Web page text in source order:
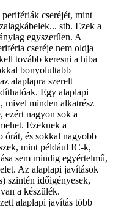
cseréjét, mint
stb. Ezek a
egyszerűen. A
cseréje nem oldja
tovább keresni a hiba
bonyolultabb
alaplapra szerelt
Egy alaplapi
mivel minden alkatrész
ezért nagyon sok a
Ezeknek a
órát, és sokkal nagyobb
mint például IC-k,
sem mindig egyértelmű,
Az alaplapi javítások
szintén időigényesek,
a készülék.
alaplapi javítás több